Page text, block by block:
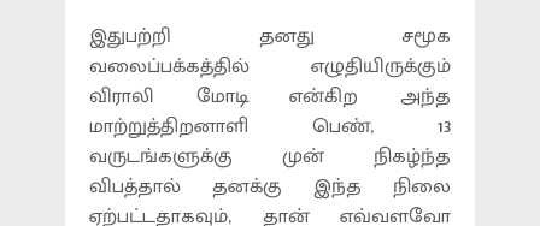
இதுபற்றி தனது சமூக
வலைப்பக்கத்தில் எழுதியிருக்கும்
விராலி மோடி என்கிற அந்த
மாற்றுத்திறனாளி பெண், 13
வருடங்களுக்கு முன் நிகழ்ந்த
விபத்தால் தனக்கு இந்த நிலை
ஏற்பட்டதாகவும், தான் எவ்வளவோ